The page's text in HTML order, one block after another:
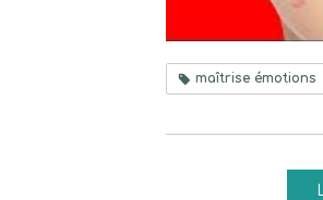
maîtrise émotions